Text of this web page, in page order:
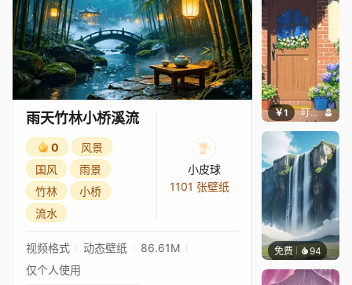
雨天竹林小桥溪流
0
风景
国风
雨景
竹林
小桥
流水
小皮球
1101 张壁纸
视频格式 动态壁纸
86.61M
仅个人使用
￥1 叮叮当当
免费 94